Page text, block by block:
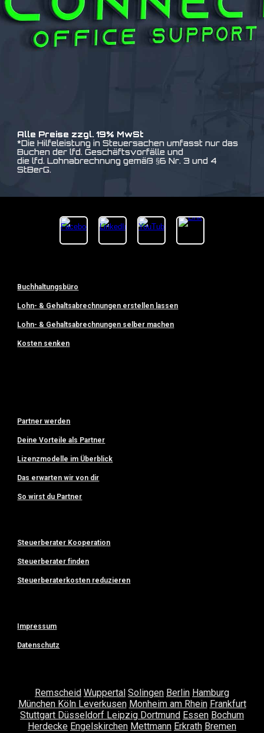
Alle Preise zzgl. 19% MwSt
*Die Hilfeleistung in Steuersachen umfasst nur das
Buchen der lfd. Geschäftsvorfälle und
die lfd. Lohnabrechnung gemäß §6 Nr. 3 und 4
StBerG.
Buchhaltungsbüro
Lohn- & Gehaltsabrechnungen erstellen lassen
Lohn- & Gehaltsabrechnungen selber machen
Kosten senken
Partner werden
Deine Vorteile als Partner
Lizenzmodelle im Überblick
Das erwarten wir von dir
So wirst du Partner
Steuerberater Kooperation
Steuerberater finden
Steuerberaterkosten reduzieren
Impressum
Datenschutz
Remscheid Wuppertal Solingen Berlin Hamburg
München Köln Leverkusen Monheim am Rhein Frankfurt
Stuttgart Düsseldorf Leipzig Dortmund Essen Bochum
Herdecke Engelskirchen Mettmann Erkrath Bremen